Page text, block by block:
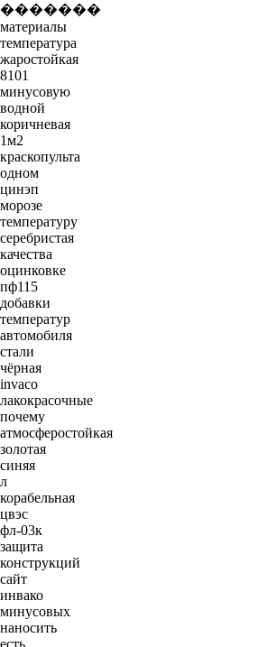
�������
материалы
температура
жаростойкая
8101
минусовую
водной
коричневая
1м2
краскопульта
одном
цинэп
морозе
температуру
серебристая
качества
оцинковке
пф115
добавки
температур
автомобиля
стали
чёрная
invaco
лакокрасочные
почему
атмосферостойкая
золотая
синяя
л
корабельная
цвэс
фл-03к
защита
конструкций
сайт
инвако
минусовых
наносить
есть